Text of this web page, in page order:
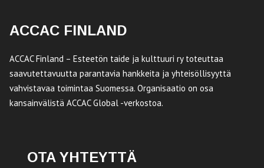
ACCAC FINLAND
ACCAC Finland – Esteetön taide ja kulttuuri ry toteuttaa
saavutettavuutta parantavia hankkeita ja yhteisöllisyyttä
vahvistavaa toimintaa Suomessa. Organisaatio on osa
kansainvälistä ACCAC Global -verkostoa.
OTA YHTEYTTÄ